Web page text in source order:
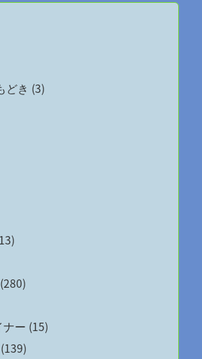
どき (3)
(280)
ナー (15)
(139)